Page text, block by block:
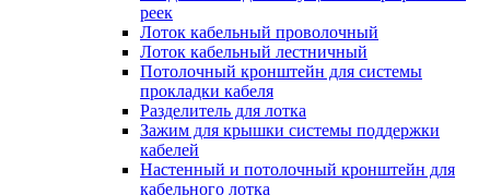
реек
Лоток кабельный проволочный
Лоток кабельный лестничный
Потолочный кронштейн для системы
прокладки кабеля
Разделитель для лотка
Зажим для крышки системы поддержки
кабелей
Настенный и потолочный кронштейн для
кабельного лотка